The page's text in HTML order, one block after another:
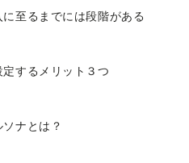
至るまでには段階がある
するメリット３つ
ナとは？